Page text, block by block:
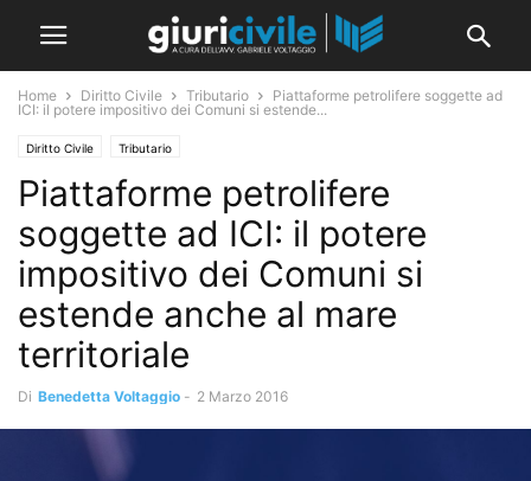
Home Diritto Civile Tributario
Piattaforme petrolifere soggette ad
ICI: il potere impositivo dei Comuni si estende...
Diritto Civile Tributario
Piattaforme petrolifere
soggette ad ICI: il potere
impositivo dei Comuni si
estende anche al mare
territoriale
Di Benedetta Voltaggio - 2 Marzo 2016